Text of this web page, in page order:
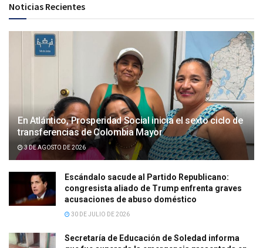
Noticias Recientes
En Atlántico, Prosperidad Social inicia el sexto ciclo de
transferencias de Colombia Mayor
3 DE AGOSTO DE 2026
Escándalo sacude al Partido Republicano:
congresista aliado de Trump enfrenta graves
acusaciones de abuso doméstico
30 DE JULIO DE 2026
Secretaría de Educación de Soledad informa